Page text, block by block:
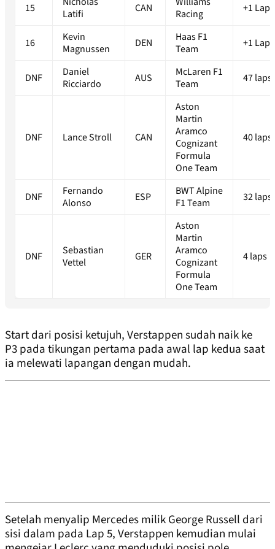
15
Latifi
CAN
Racing
+1 Lap
16
Kevin
Magnussen
DEN
Haas F1
Team
+1 Lap
DNF
Daniel
Ricciardo
AUS
McLaren F1
Team
47 laps
DNF Lance Stroll CAN
Aston
Martin
Aramco
Cognizant
Formula
One Team
40 laps
DNF
Fernando
Alonso
ESP
BWT Alpine
F1 Team
32 laps
DNF
Sebastian
Vettel
GER
Aston
Martin
Aramco
Cognizant
Formula
One Team
4 laps
Start dari posisi ketujuh, Verstappen sudah naik ke
P3 pada tikungan pertama pada awal lap kedua saat
ia melewati lapangan dengan mudah.
Setelah menyalip Mercedes milik George Russell dari
sisi dalam pada Lap 5, Verstappen kemudian mulai